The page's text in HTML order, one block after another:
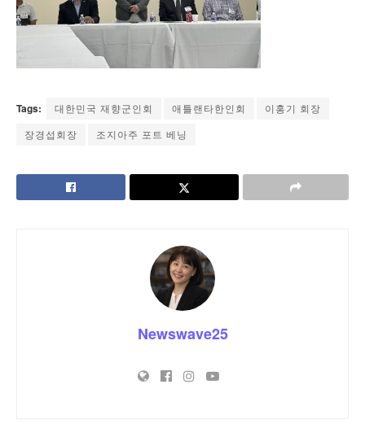
Tags: 대한민국 재향군인회 애틀랜타한인회
이홍기 회장
장경섭회장
조지아주 포트 베닝
Newswave25